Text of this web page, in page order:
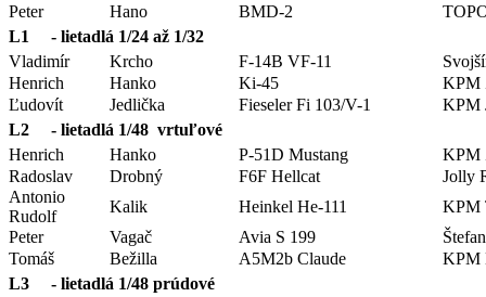
Peter
Hano BMD-2
L1 - lietadlá 1/24 až 1/32
Vladimír
Krcho F-14B VF-11
Henrich
Hanko Ki-45
KPM
Ľudovít
Jedlička Fieseler Fi 103/V-1
KPM
L2 - lietadlá 1/48 vrtuľové
Henrich
Hanko P-51D Mustang
KPM
Radoslav
Drobný F6F Hellcat
Jolly
Antonio
Rudolf
Kalik Heinkel He-111
KPM
Peter
Vagač Avia S 199
Tomáš
Bežilla A5M2b Claude
KPM
L3 - lietadlá 1/48 prúdové